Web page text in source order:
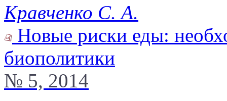
Кравченко С. А.
Новые риски еды:
биополитики
№ 5, 2014